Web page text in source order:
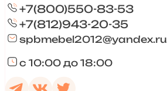
+7(800)550-83-53
+7(812)943-20-35
spbmebel2012@yandex.ru
с 10:00 до 18:00